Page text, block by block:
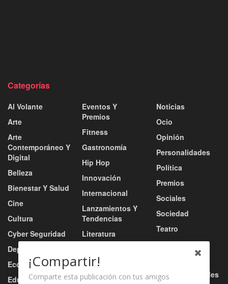
Categorías
Al Volante
Arte
Arte
Contemporáneo Y
Digital
Belleza
Bienestar Y Salud
Cine
Cultura
Cyber Seguridad
Deportes
Economía
Educación
Eventos Y
Premios
Fitness
Gastronomía
Hip Hop
Innovación
Internacional
Lanzamientos Y
Tendencias
Literatura
Música
Música Urbana
Noticias
Ocio
Opinión
Personalidades
Política
Premios
Sociales
Sociedad
Teatro
Tecnología
Tv / Radio / Redes
¡Compartir!
Comparte esta publicación con tus amigos